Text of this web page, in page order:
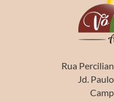
Rua
Jd.